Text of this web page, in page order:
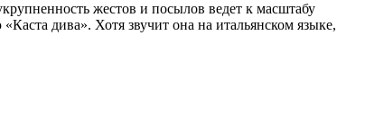
жестов и посылов ведет к масштабу
дива». Хотя звучит она на итальянском языке,